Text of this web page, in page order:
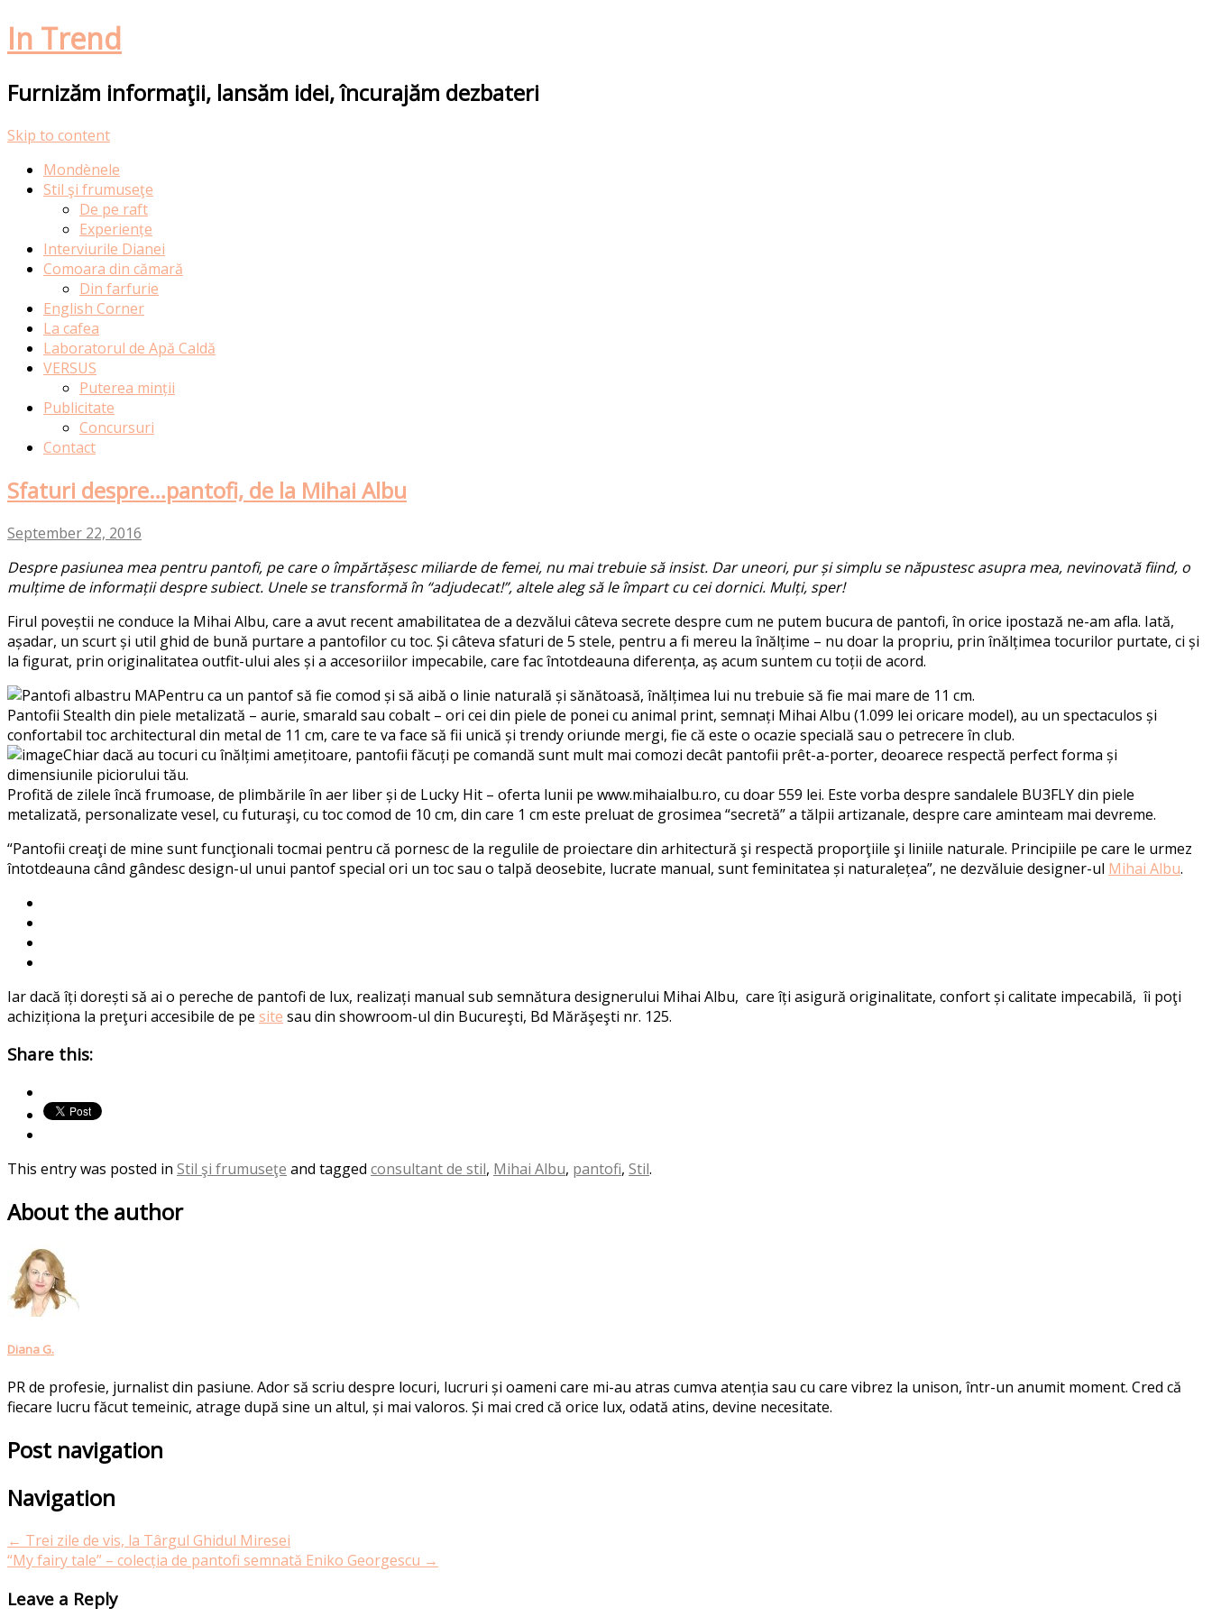
In Trend
Furnizăm informaţii, lansăm idei, încurajăm dezbateri
Skip to content
Mondènele
Stil şi frumuseţe
De pe raft
Experiențe
Interviurile Dianei
Comoara din cămară
Din farfurie
English Corner
La cafea
Laboratorul de Apă Caldă
VERSUS
Puterea minții
Publicitate
Concursuri
Contact
Sfaturi despre…pantofi, de la Mihai Albu
September 22, 2016
Despre pasiunea mea pentru pantofi, pe care o împărtășesc miliarde de femei, nu mai trebuie să insist. Dar uneori, pur și simplu se năpustesc asupra mea, nevinovată fiind, o
mulțime de informații despre subiect. Unele se transformă în “adjudecat!”, altele aleg să le împart cu cei dornici. Mulți, sper!
Firul poveștii ne conduce la Mihai Albu, care a avut recent amabilitatea de a dezvălui câteva secrete despre cum ne putem bucura de pantofi, în orice ipostază ne-am afla. Iată,
așadar, un scurt și util ghid de bună purtare a pantofilor cu toc. Și câteva sfaturi de 5 stele, pentru a fi mereu la înălțime – nu doar la propriu, prin înălțimea tocurilor purtate, ci și
la figurat, prin originalitatea outfit-ului ales și a accesoriilor impecabile, care fac întotdeauna diferența, aș acum suntem cu toții de acord.
Pentru ca un pantof să fie comod și să aibă o linie naturală și sănătoasă, înălțimea lui nu trebuie să fie mai mare de 11 cm.
Pantofii Stealth din piele metalizată – aurie, smarald sau cobalt – ori cei din piele de ponei cu animal print, semnați Mihai Albu (1.099 lei oricare model), au un spectaculos și
confortabil toc architectural din metal de 11 cm, care te va face să fii unică și trendy oriunde mergi, fie că este o ocazie specială sau o petrecere în club.
Chiar dacă au tocuri cu înălțimi amețitoare, pantofii făcuți pe comandă sunt mult mai comozi decât pantofii prêt-a-porter, deoarece respectă perfect forma și
dimensiunile piciorului tău.
Profită de zilele încă frumoase, de plimbările în aer liber și de Lucky Hit – oferta lunii pe www.mihaialbu.ro, cu doar 559 lei. Este vorba despre sandalele BU3FLY din piele
metalizată, personalizate vesel, cu futuraşi, cu toc comod de 10 cm, din care 1 cm este preluat de grosimea “secretă” a tălpii artizanale, despre care aminteam mai devreme.
“Pantofii creaţi de mine sunt funcţionali tocmai pentru că pornesc de la regulile de proiectare din arhitectură şi respectă proporţiile şi liniile naturale. Principiile pe care le urmez
întotdeauna când gândesc design-ul unui pantof special ori un toc sau o talpă deosebite, lucrate manual, sunt feminitatea și naturalețea”, ne dezvăluie designer-ul Mihai Albu.
Iar dacă îți dorești să ai o pereche de pantofi de lux, realizați manual sub semnătura designerului Mihai Albu, care îți asigură originalitate, confort și calitate impecabilă, îi poţi
achiziționa la preţuri accesibile de pe site sau din showroom-ul din Bucureşti, Bd Mărăşeşti nr. 125.
Share this:
This entry was posted in Stil şi frumuseţe and tagged consultant de stil, Mihai Albu, pantofi, Stil.
About the author
Diana G.
PR de profesie, jurnalist din pasiune. Ador să scriu despre locuri, lucruri și oameni care mi-au atras cumva atenția sau cu care vibrez la unison, într-un anumit moment. Cred că
fiecare lucru făcut temeinic, atrage după sine un altul, și mai valoros. Și mai cred că orice lux, odată atins, devine necesitate.
Post navigation
Navigation
← Trei zile de vis, la Târgul Ghidul Miresei
“My fairy tale” – colecția de pantofi semnată Eniko Georgescu →
Leave a Reply